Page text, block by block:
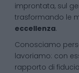
improntata, sul
trasformando le
eccellenza.
Conosciamo
lavoriamo: con
rapporto di